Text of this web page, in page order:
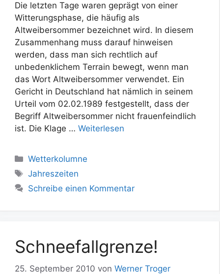
Die letzten Tage waren geprägt von einer
Witterungsphase, die häufig als
Altweibersommer bezeichnet wird. In diesem
Zusammenhang muss darauf hinweisen
werden, dass man sich rechtlich auf
unbedenklichem Terrain bewegt, wenn man
das Wort Altweibersommer verwendet. Ein
Gericht in Deutschland hat nämlich in seinem
Urteil vom 02.02.1989 festgestellt, dass der
Begriff Altweibersommer nicht frauenfeindlich
ist. Die Klage … Weiterlesen
Kategorien
Wetterkolumne
Schlagwörter
Jahreszeiten
Schreibe einen Kommentar
Schneefallgrenze!
25. September 2010 von Werner Troger